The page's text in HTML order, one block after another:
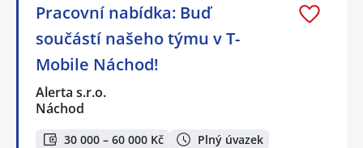
Pracovní nabídka: Buď
součástí našeho týmu v T-
Mobile Náchod!
Alerta s.r.o.
Náchod
30 000 – 60 000 Kč
Plný úvazek